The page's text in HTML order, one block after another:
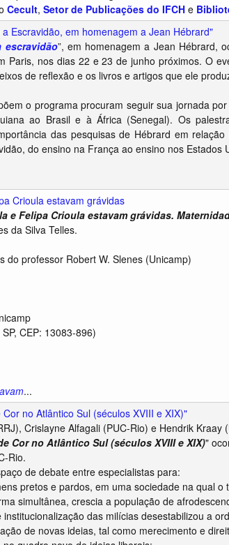
Cecult, Setor de Publicações do IFCH e
Escravidão, em homenagem a Jean Hébrard"
escravidão”, em homenagem a Jean Hébrard,
Paris, nos dias 22 e 23 de junho próximos. O
de reflexão e os livros e artigos que ele
o programa procuram seguir sua jornada
ao Brasil e à África (Senegal). Os
das pesquisas de Hébrard em
do ensino na França ao ensino nos Estados
Crioula estavam grávidas
e Felipa Crioula estavam grávidas.
da Silva Telles.
do professor Robert W. Slenes (Unicamp)
CEP: 13083-896)
...
no Atlântico Sul (séculos XVIII e XIX)"
Crislayne Alfagali (PUC-Rio) e Hendrik Kraay
Cor no Atlântico Sul (séculos XVIII e XIX)"
Rio.
de debate entre especialistas para:
pretos e pardos, em uma sociedade na qual o
simultânea, crescia a população de
das milícias desestabilizou a
de novas ideias, tal como merecimento e